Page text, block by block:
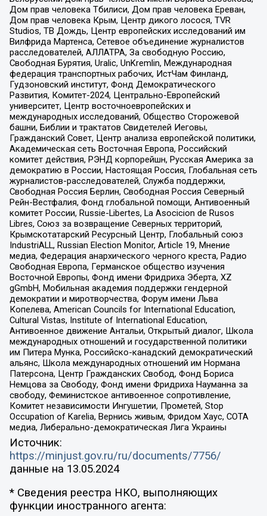
Дом прав человека Тбилиси, Дом прав человека Ереван,
Дом прав человека Крым, Центр дикого лосося, TVR
Studios, ТВ Дождь, Центр европейских исследований им
Вилфрида Мартенса, Сетевое объединение журналистов
расследователей, АЛЛАТРА, За свободную Россию,
Свободная Бурятия, Uralic, UnKremlin, Международная
федерация транспортных рабочих, ИстЧам Финланд,
Гудзоновский институт, Фонд Демократического
Развития, Комитет-2024, Центрально-Европейский
университет, Центр восточноевропейских и
международных исследований, Общество Сторожевой
башни, Библии и трактатов Свидетелей Иеговы,
Гражданский Совет, Центр анализа европейской политики,
Академическая сеть Восточная Европа, Российский
комитет действия, РЭНД корпорейшн, Русская Америка за
демократию в России, Настоящая Россия, Глобальная сеть
журналистов-расследователей, Служба поддержки,
Свободная Россия Берлин, Свободная Россия Северный
Рейн-Вестфалия, Фонд глобальной помощи, Антивоенный
комитет России, Russie-Libertes, La Asocicion de Rusos
Libres, Союз за возвращение Северных территорий,
Крымскотатарский Ресурсный Центр, Глобальный союз
IndustriALL, Russian Election Monitor, Article 19, Мнение
медиа, Федерация анархического черного креста, Радио
Свободная Европа, Германское общество изучения
Восточной Европы, Фонд имени Фридриха Эберта, XZ
gGmbH, Мобильная академия поддержки гендерной
демократии и миротворчества, Форум имени Льва
Копелева, American Councils for International Education,
Cultural Vistas, Institute of International Education,
Антивоенное движение Антальи, Открытый диалог, Школа
международных отношений и государственной политики
им Питера Мунка, Российско-канадский демократический
альянс, Школа международных отношений им Нормана
Патерсона, Центр Гражданских Свобод, Фонд Бориса
Немцова за Свободу, Фонд имени Фридриха Науманна за
свободу, Феминистское антивоенное сопротивление,
Комитет независимости Ингушетии, Прометей, Stop
Occupation of Karelia, Вернись живым, Фридом Хаус, СОТА
медиа, Либерально-демократическая Лига Украины
Источник:
https://minjust.gov.ru/ru/documents/7756/
данные на 13.05.2024
* Сведения реестра НКО, выполняющих
функции иностранного агента: